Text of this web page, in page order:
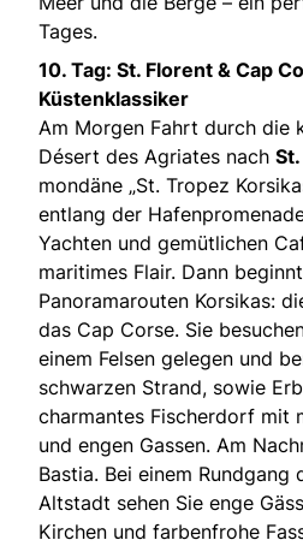
Tages.
10. Tag: St. Florent & Cap
Küstenklassiker
Am Morgen Fahrt durch die
Désert des Agriates nach
mondäne „St. Tropez
entlang der
Yachten und gemütlichen
maritimes Flair. Dann
Panoramarouten Korsikas:
das Cap Corse. Sie
einem Felsen gelegen und
schwarzen Strand, sowie
charmantes Fischerdorf mit
und engen Gassen. Am
Bastia. Bei einem
Altstadt sehen Sie enge
Kirchen und farbenfrohe